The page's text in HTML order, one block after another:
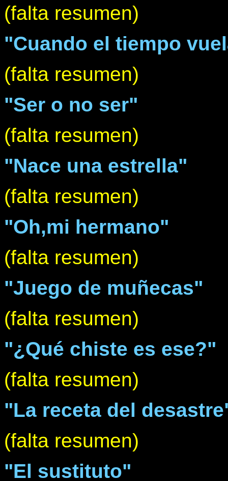
(falta resumen)
"Cuando el tiempo
(falta resumen)
"Ser o no ser"
(falta resumen)
"Nace una estrella"
(falta resumen)
"Oh,mi hermano"
(falta resumen)
"Juego de muñecas"
(falta resumen)
"¿Qué chiste es ese?"
(falta resumen)
"La receta del
(falta resumen)
"El sustituto"